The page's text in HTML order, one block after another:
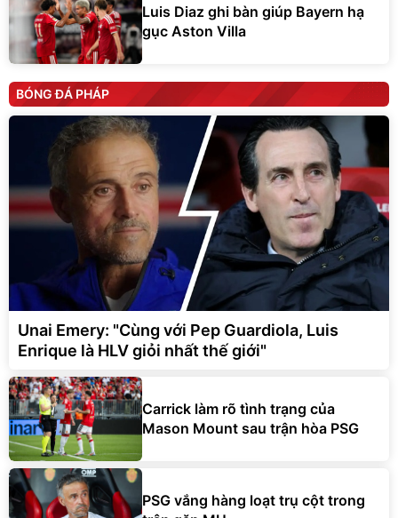
Luis Diaz ghi bàn giúp Bayern hạ
gục Aston Villa
BÓNG ĐÁ PHÁP
Unai Emery: "Cùng với Pep Guardiola, Luis
Enrique là HLV giỏi nhất thế giới"
Carrick làm rõ tình trạng của
Mason Mount sau trận hòa PSG
PSG vắng hàng loạt trụ cột trong